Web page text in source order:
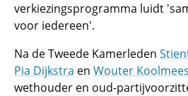
verkiezingsprogramma luidt
voor iedereen'.
Na de Tweede Kamerleden
Pia Dijkstra en Wouter Koolmees
wethouder en oud-